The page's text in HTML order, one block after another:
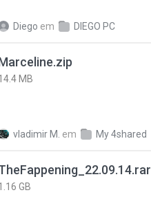
Diego em DIEGO PC
MB
vladimir M. em My 4shared
GB